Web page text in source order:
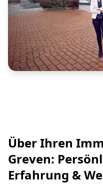
Über Ihren
Greven:
Erfahrung &